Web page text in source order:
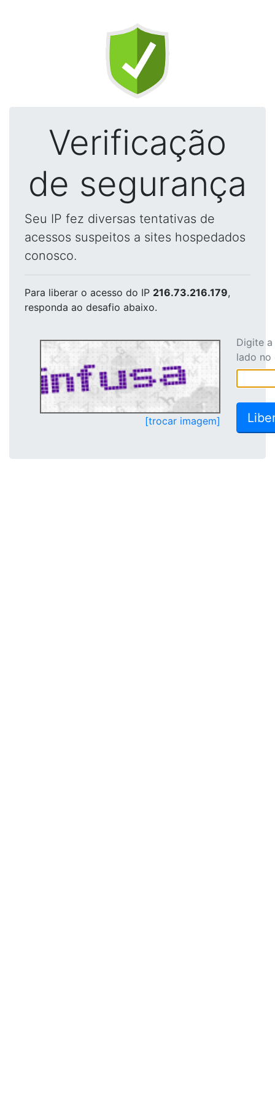
Verificação
de segurança
Seu IP fez diversas tentativas de
acessos suspeitos a sites hospedados
conosco.
Para liberar o acesso do IP 216.73.216.179,
responda ao desafio abaixo.
[trocar imagem]
Digite
lado no